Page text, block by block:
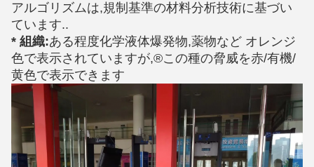
アルゴリズムは,規制基準の材料分析技術に基づい
ています..
* 組織:ある程度化学液体爆発物,薬物など オレンジ
色で表示されていますが,®この種の脅威を赤/有機/
黄色で表示できます